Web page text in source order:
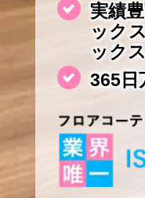
実績
ック
ック
365日